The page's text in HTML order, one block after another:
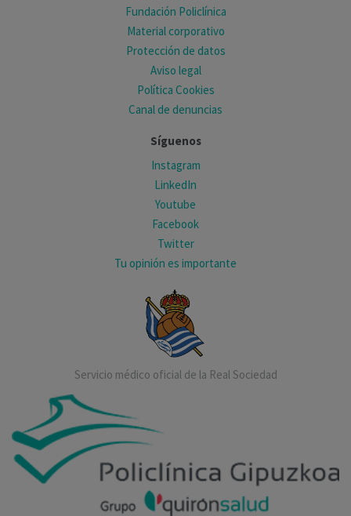
Fundación Policlínica
Material corporativo
Protección de datos
Aviso legal
Política Cookies
Canal de denuncias
Síguenos
Instagram
LinkedIn
Youtube
Facebook
Twitter
Tu opinión es importante
Servicio médico oficial de la Real Sociedad